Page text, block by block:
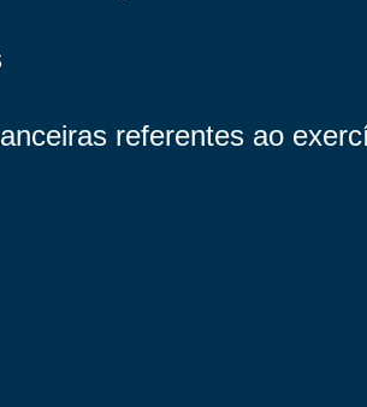
referentes ao